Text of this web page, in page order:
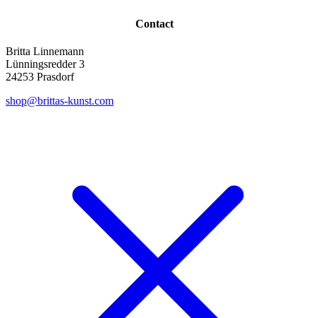
Contact
Britta Linnemann
Lünningsredder 3
24253 Prasdorf
shop@brittas-kunst.com